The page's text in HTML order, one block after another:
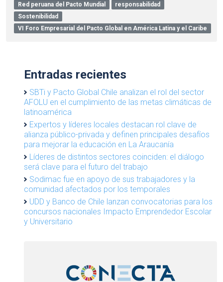
Red peruana del Pacto Mundial
responsabilidad
Sostenibilidad
VI Foro Empresarial del Pacto Global en América Latina y el Caribe
Entradas recientes
SBTi y Pacto Global Chile analizan el rol del sector
AFOLU en el cumplimiento de las metas climáticas de
latinoamérica
Expertos y líderes locales destacan rol clave de
alianza público-privada y definen principales desafíos
para mejorar la educación en La Araucanía
Líderes de distintos sectores coinciden: el diálogo
será clave para el futuro del trabajo
Sodimac fue en apoyo de sus trabajadores y la
comunidad afectados por los temporales
UDD y Banco de Chile lanzan convocatorias para los
concursos nacionales Impacto Emprendedor Escolar
y Universitario